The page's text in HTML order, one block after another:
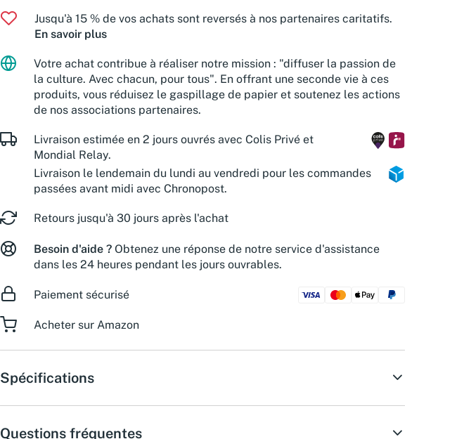
Jusqu'à 15 % de vos achats sont reversés à nos partenaires caritatifs.
En savoir plus
Votre achat contribue à réaliser notre mission : "diffuser la passion de
la culture. Avec chacun, pour tous". En offrant une seconde vie à ces
produits, vous réduisez le gaspillage de papier et soutenez les actions
de nos associations partenaires.
Livraison estimée en 2 jours ouvrés avec Colis Privé et
Mondial Relay.
Livraison le lendemain du lundi au vendredi pour les commandes
passées avant midi avec Chronopost.
Retours jusqu'à 30 jours après l'achat
Besoin d'aide ? Obtenez une réponse de notre service d'assistance
dans les 24 heures pendant les jours ouvrables.
Paiement sécurisé
Acheter sur Amazon
Spécifications
Questions fréquentes